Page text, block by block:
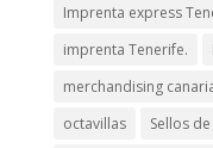
Imprenta express
imprenta Tenerife.
merchandising
octavillas
Sellos